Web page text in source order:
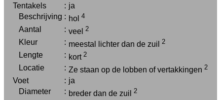
Tentakels : ja
Beschrijving : hol 4
Aantal : veel 2
Kleur : meestal lichter dan de zuil 2
Lengte : kort 2
Locatie : Ze staan op de lobben of vertakkingen 2
Voet : ja
Diameter
: breder dan de zuil 2